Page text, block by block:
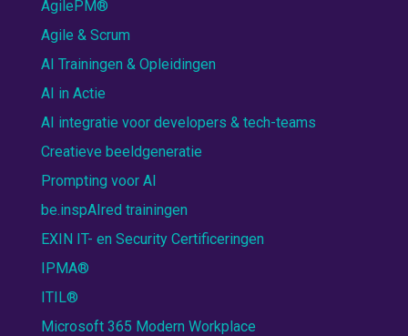
AgilePM®
Agile & Scrum
AI Trainingen & Opleidingen
AI in Actie
AI integratie voor developers & tech-teams
Creatieve beeldgeneratie
Prompting voor AI
be.inspAIred trainingen
EXIN IT- en Security Certificeringen
IPMA®
ITIL®
Microsoft 365 Modern Workplace